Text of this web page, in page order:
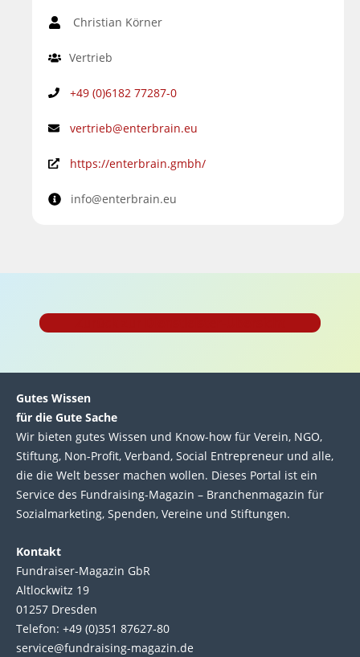
Christian Körner
Vertrieb
+49 (0)6182 77287-0
vertrieb@enterbrain.eu
https://enterbrain.gmbh/
info@enterbrain.eu
Gutes Wissen
für die Gute Sache
Wir bie­ten gutes Wis­sen und Know-how für Ver­ein, NGO,
Stif­tung, Non-Profit, Ver­band, Social Entre­pre­neur und alle,
die die Welt bes­ser machen wol­len. Die­ses Por­tal ist ein
Service des Fund­raising-Magazin – Bran­chen­magazin für
Sozial­marke­ting, Spen­den, Ver­eine und Stif­tun­gen.
Kontakt
Fundraiser-Magazin GbR
Altlockwitz 19
01257 Dresden
Telefon: +49 (0)351 87627-80
service@fundraising-magazin.de